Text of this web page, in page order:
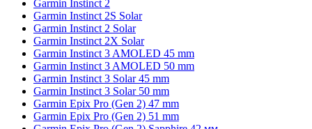
Garmin Instinct 2
Garmin Instinct 2S Solar
Garmin Instinct 2 Solar
Garmin Instinct 2X Solar
Garmin Instinct 3 AMOLED 45 mm
Garmin Instinct 3 AMOLED 50 mm
Garmin Instinct 3 Solar 45 mm
Garmin Instinct 3 Solar 50 mm
Garmin Epix Pro (Gen 2) 47 mm
Garmin Epix Pro (Gen 2) 51 mm